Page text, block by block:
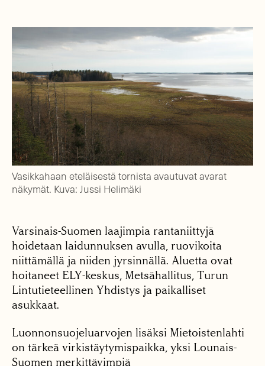
Vasikkahaan eteläisestä tornista avautuvat avarat
näkymät. Kuva: Jussi Helimäki
Varsinais-Suomen laajimpia rantaniittyjä
hoidetaan laidunnuksen avulla, ruovikoita
niittämällä ja niiden jyrsinnällä. Aluetta ovat
hoitaneet ELY-keskus, Metsähallitus, Turun
Lintutieteellinen Yhdistys ja paikalliset
asukkaat.
Luonnonsuojeluarvojen lisäksi Mietoistenlahti
on tärkeä virkistäytymispaikka, yksi Lounais-
Suomen merkittävimpiä